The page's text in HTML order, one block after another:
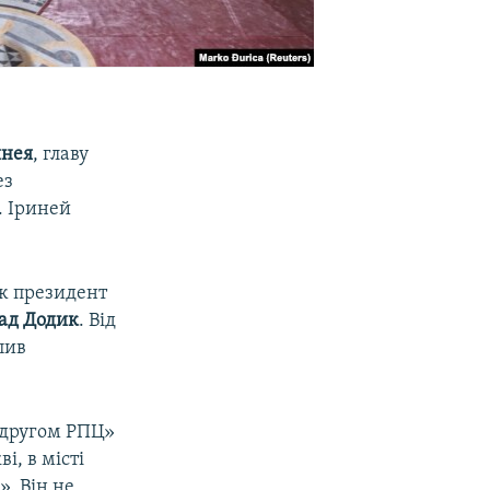
, главу
Іриней
президент
Додик. Від
другом РПЦ»
в місті